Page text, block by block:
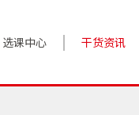
选课中心 干货资讯